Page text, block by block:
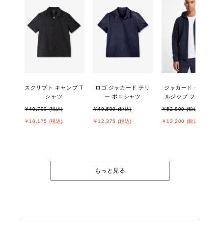
スクリプト キャンプ T
シャツ
￥40,700 (税込)
￥10,175 (税込)
ロゴ ジャカード テリ
ー ポロシャツ
￥49,500 (税込)
￥12,375 (税込)
ジャカード テリー フ
ルジップ フーディー
￥52,800 (税込)
￥13,200 (税込)
もっと見る